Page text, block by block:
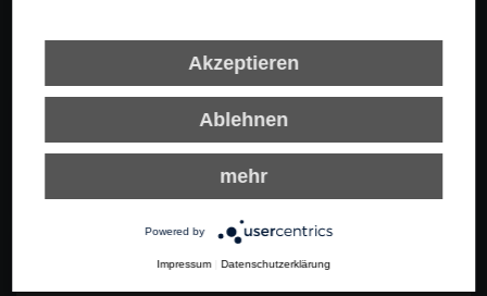
Bewerten
Produktinformationen Aquafeel Professional Training steht
für das tägliche professionelle...mehr
0
Akzeptieren
Ablehnen
mehr
Powered by
Impressum Datenschutzerklärung